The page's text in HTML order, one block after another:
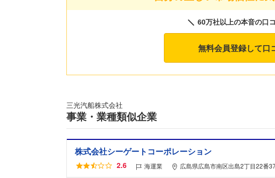
60万社以上の本音の口
無料会員登録して口
三光汽船株式会社
事業・業種類似企業
株式会社シーゲートコーポレーション
2.6 海運業 広島県広島市南区出島2丁目22番